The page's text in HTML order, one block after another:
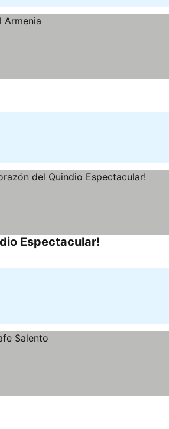
Espectacular!